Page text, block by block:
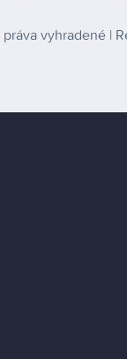
vyhradené |